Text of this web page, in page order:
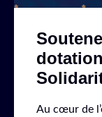
Au cœur de